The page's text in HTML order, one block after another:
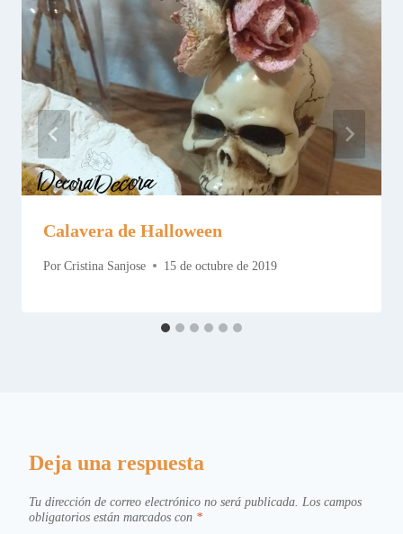
Calavera de Halloween
Por Cristina Sanjose 15 de octubre de 2019
Deja una respuesta
Tu dirección de correo electrónico no será publicada. Los campos
obligatorios están marcados con *